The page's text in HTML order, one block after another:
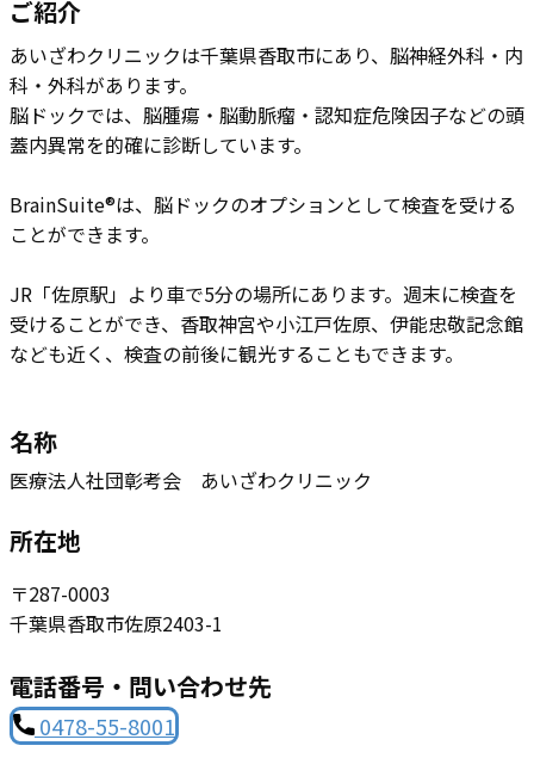
ご紹介
あいざわクリニックは​千葉県香取市にあり、脳神経外科・内
科・外科があります。
脳ドックでは、脳腫瘍・脳動脈瘤・認知症危険因子などの頭
蓋内異常を的確に診断しています。
BrainSuite®は、脳ドックのオプションとして検査を受ける
ことができます。
JR「佐原駅」より車で5分の場所にあります。週末に検査を
受けることができ、香取神宮や小江戸佐原、伊能忠敬記念館
なども近く、検査の前後に観光することもできます。
名称
医療法人社団彰考会 あいざわクリニック
所在地
〒​287-0003
千葉県香取市佐原2403-1
電話番号・問い合わせ先
0​478-55-8001